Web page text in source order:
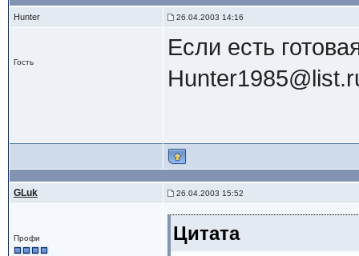
Hunter 26.04.2003 14:16
Гость
Если есть
GLuk 26.04.2003 15:52
Профи Цитата